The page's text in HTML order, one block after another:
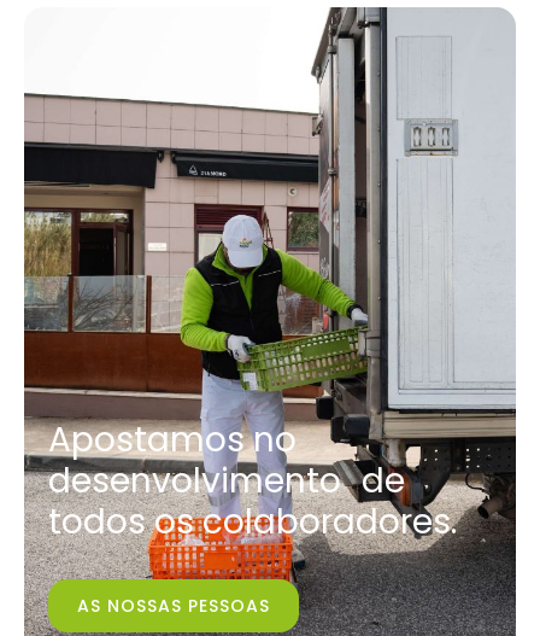
Apostamos no
desenvolvimento de
todos os colaboradores.
AS NOSSAS PESSOAS